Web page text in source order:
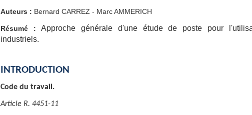
Auteurs : Bernard CARREZ - Marc AMMERICH
Résumé :
Approche générale d'une étude de poste pour
industriels.
INTRODUCTION
Code du travail.
Article R. 4451-11